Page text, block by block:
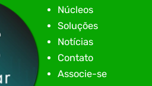
Núcleos
Soluções
Notícias
Contato
Associe-se